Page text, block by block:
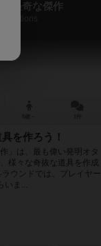
の怪奇な傑作
Inventions
を作ろう！
」は、最も偉い発明オタ
様々な奇抜な道具を作成
ラウンドでは、プレイヤー
いま...